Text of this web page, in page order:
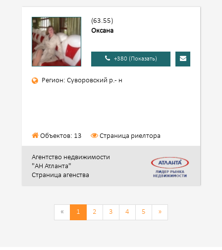
(63.55)
Оксана
+380 (Показать)
Регион: Суворовский р.- н
Объектов: 13 Страница риелтора
Агентство недвижимости
"АН Атланта"
Страница агенства
« 1 2 3 4 5 »